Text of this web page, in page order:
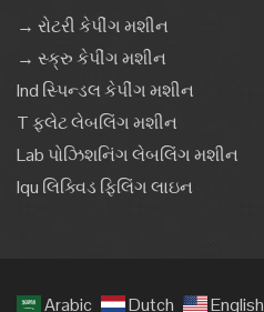
→ રોટરી કેપીંગ મશીન
→ સ્ક્રુ કેપીંગ મશીન
Ind સ્પિન્ડલ કેપીંગ મશીન
T ફ્લેટ લેબલિંગ મશીન
Lab પોઝિશનિંગ લેબલિંગ મશીન
Iqu લિક્વિડ ફિલિંગ લાઇન
Arabic Dutch English